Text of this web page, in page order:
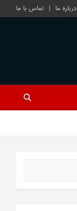
درباره ما تماس با ما